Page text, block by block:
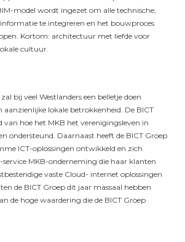
model wordt ingezet om alle technische,
te integreren en het bouwproces
Kortom: architectuur met liefde voor
cultuur.
bij veel Westlanders een belletje doen
lokale betrokkenheid. De BICT
van hoe het MKB het verenigingsleven in
ondersteund. Daarnaast heeft de BICT Groep
ICT-oplossingen ontwikkeld en zich
service MKB-onderneming die haar klanten
vaste Cloud- internet oplossingen
de BICT Groep dit jaar massaal hebben
de hoge waardering die de BICT Groep